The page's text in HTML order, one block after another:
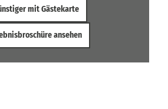
mit Gästekarte
ansehen